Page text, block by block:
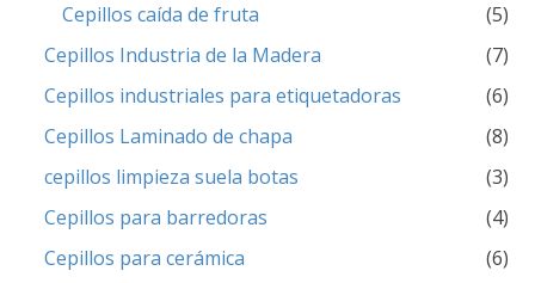
Cepillos caída de fruta
(5)
Cepillos Industria de la Madera
(7)
Cepillos industriales para etiquetadoras
(6)
Cepillos Laminado de chapa
(8)
cepillos limpieza suela botas
(3)
Cepillos para barredoras
(4)
Cepillos para cerámica
(6)